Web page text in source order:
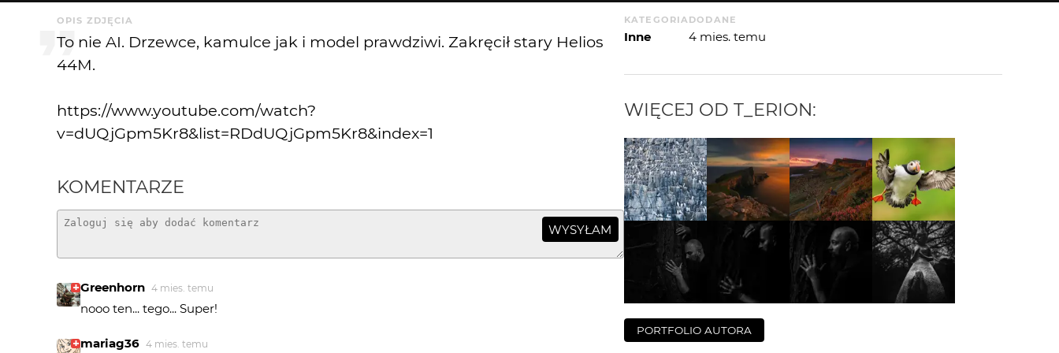
OPIS ZDJĘCIA
To nie AI. Drzewce, kamulce jak i model prawdziwi. Zakręcił stary Helios
44M.
https://www.youtube.com/watch?
v=dUQjGpm5Kr8&list=RDdUQjGpm5Kr8&index=1
KOMENTARZE
WYSYŁAM
Greenhorn 4 mies. temu
nooo ten... tego... Super!
mariag36 4 mies. temu
KATEGORIA
Inne
DODANE
4 mies. temu
WIĘCEJ OD T_ERION:
PORTFOLIO AUTORA